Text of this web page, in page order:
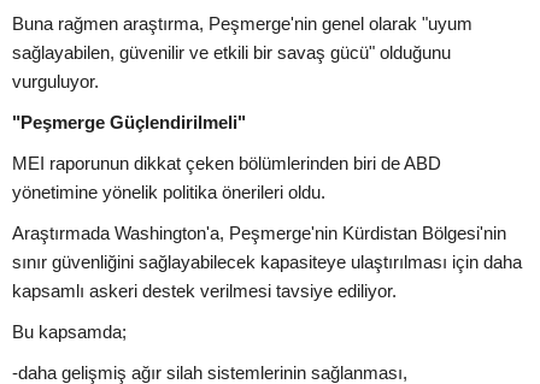
Buna rağmen araştırma, Peşmerge'nin genel olarak "uyum
sağlayabilen, güvenilir ve etkili bir savaş gücü" olduğunu
vurguluyor.
"Peşmerge Güçlendirilmeli"
MEI raporunun dikkat çeken bölümlerinden biri de ABD
yönetimine yönelik politika önerileri oldu.
Araştırmada Washington'a, Peşmerge'nin Kürdistan Bölgesi'nin
sınır güvenliğini sağlayabilecek kapasiteye ulaştırılması için daha
kapsamlı askeri destek verilmesi tavsiye ediliyor.
Bu kapsamda;
-daha gelişmiş ağır silah sistemlerinin sağlanması,